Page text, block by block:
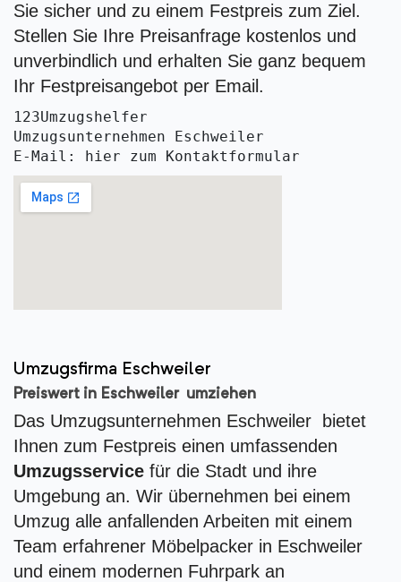
Sie sicher und zu einem Festpreis zum Ziel.
Stellen Sie Ihre Preisanfrage kostenlos und
unverbindlich und erhalten Sie ganz bequem
Ihr Festpreisangebot per Email.
123Umzugshelfer
Umzugsunternehmen Eschweiler
E-Mail: hier zum Kontaktformular
Umzugsfirma Eschweiler
Preiswert in Eschweiler umziehen
Das Umzugsunternehmen Eschweiler bietet
Ihnen zum Festpreis einen umfassenden
Umzugsservice für die Stadt und ihre
Umgebung an. Wir übernehmen bei einem
Umzug alle anfallenden Arbeiten mit einem
Team erfahrener Möbelpacker in Eschweiler
und einem modernen Fuhrpark an